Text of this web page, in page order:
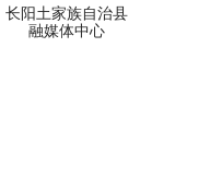
长阳土家族自治县
融媒体中心